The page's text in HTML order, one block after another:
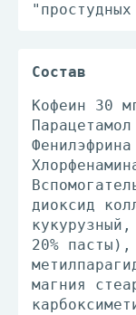
Состав
Кофеин 30
диоксид
20%
магния